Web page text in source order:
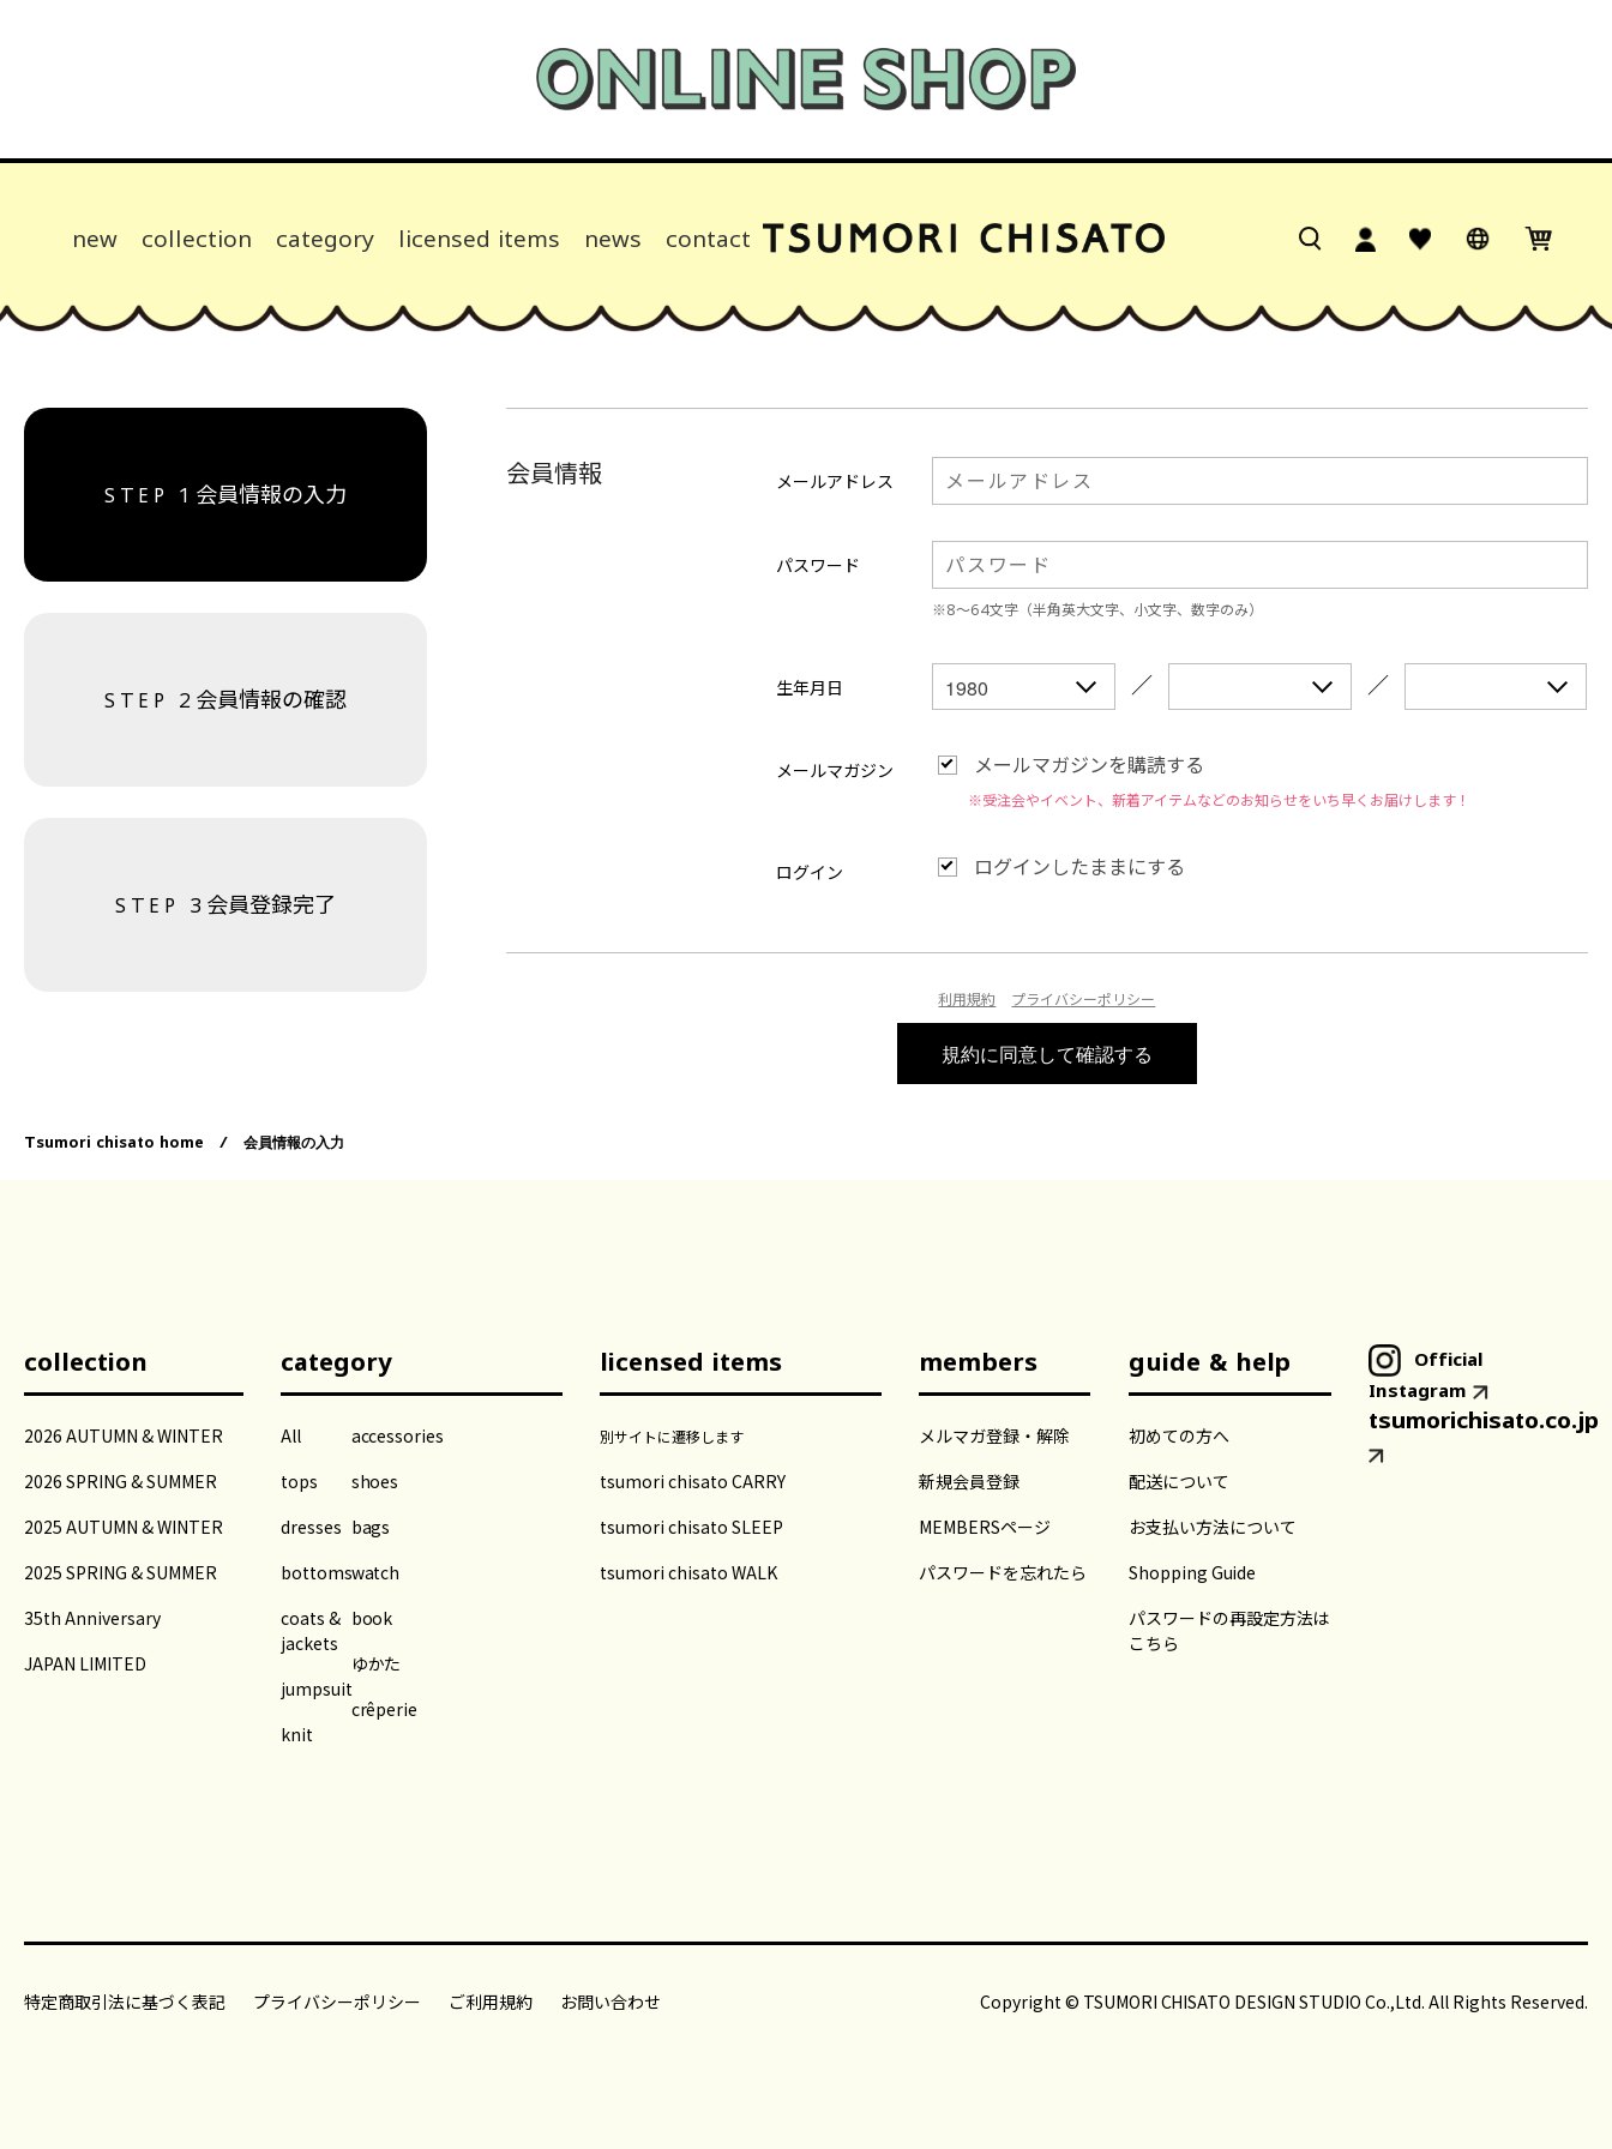
new collection category licensed items news contact
会員情報の入力
会員情報の確認
会員登録完了
会員情報 メールアドレス
パスワード
※8〜64文字（半角英大文字、小文字、数字のみ）
生年月日 ／ ／
メールマガジン メールマガジンを購読する
※受注会やイベント、新着アイテムなどのお知らせをいち早くお届けします！
ログイン ログインしたままにする
利用規約 プライバシーポリシー
Tsumori chisato home / 会員情報の入力
collection
2026 AUTUMN & WINTER
2026 SPRING & SUMMER
2025 AUTUMN & WINTER
2025 SPRING & SUMMER
35th Anniversary
JAPAN LIMITED
category
All
tops
dresses
bottoms
coats &
jackets
jumpsuit
knit
accessories
shoes
bags
watch
book
ゆかた
crêperie
licensed items
別サイトに遷移します
tsumori chisato CARRY
tsumori chisato SLEEP
tsumori chisato WALK
members
メルマガ登録・解除
新規会員登録
MEMBERSページ
パスワードを忘れたら
guide & help
初めての方へ
配送について
お支払い方法について
Shopping Guide
パスワードの再設定方法は
こちら
Official
Instagram
tsumorichisato.co.jp
特定商取引法に基づく表記 プライバシーポリシー ご利用規約 お問い合わせ Copyright © TSUMORI CHISATO DESIGN STUDIO Co.,Ltd. All Rights Reserved.